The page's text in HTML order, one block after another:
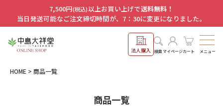
7,500円(税込)以上お買い上げで送料無料！
当日発送可能なご注文締切時間が、7：30に変更になりました。
法人購入 検索マイページカート メニュー
HOME 商品一覧
商品一覧